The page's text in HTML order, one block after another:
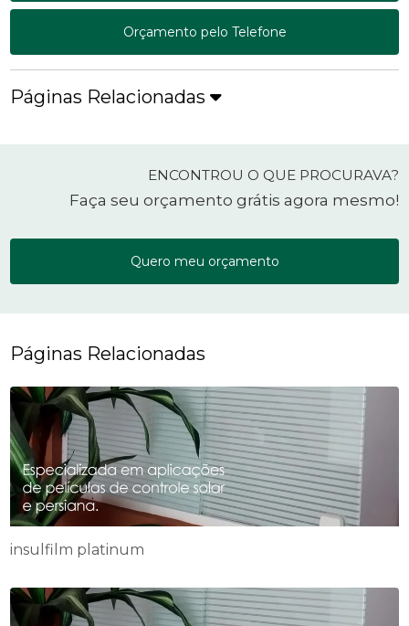
Orçamento pelo Telefone
Páginas Relacionadas
ENCONTROU O QUE PROCURAVA?
Faça seu orçamento grátis agora mesmo!
Quero meu orçamento
Páginas Relacionadas
insulfilm platinum